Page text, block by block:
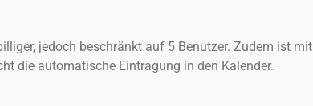
jedoch beschränkt auf 5 Benutzer. Zudem ist mit
die automatische Eintragung in den Kalender.